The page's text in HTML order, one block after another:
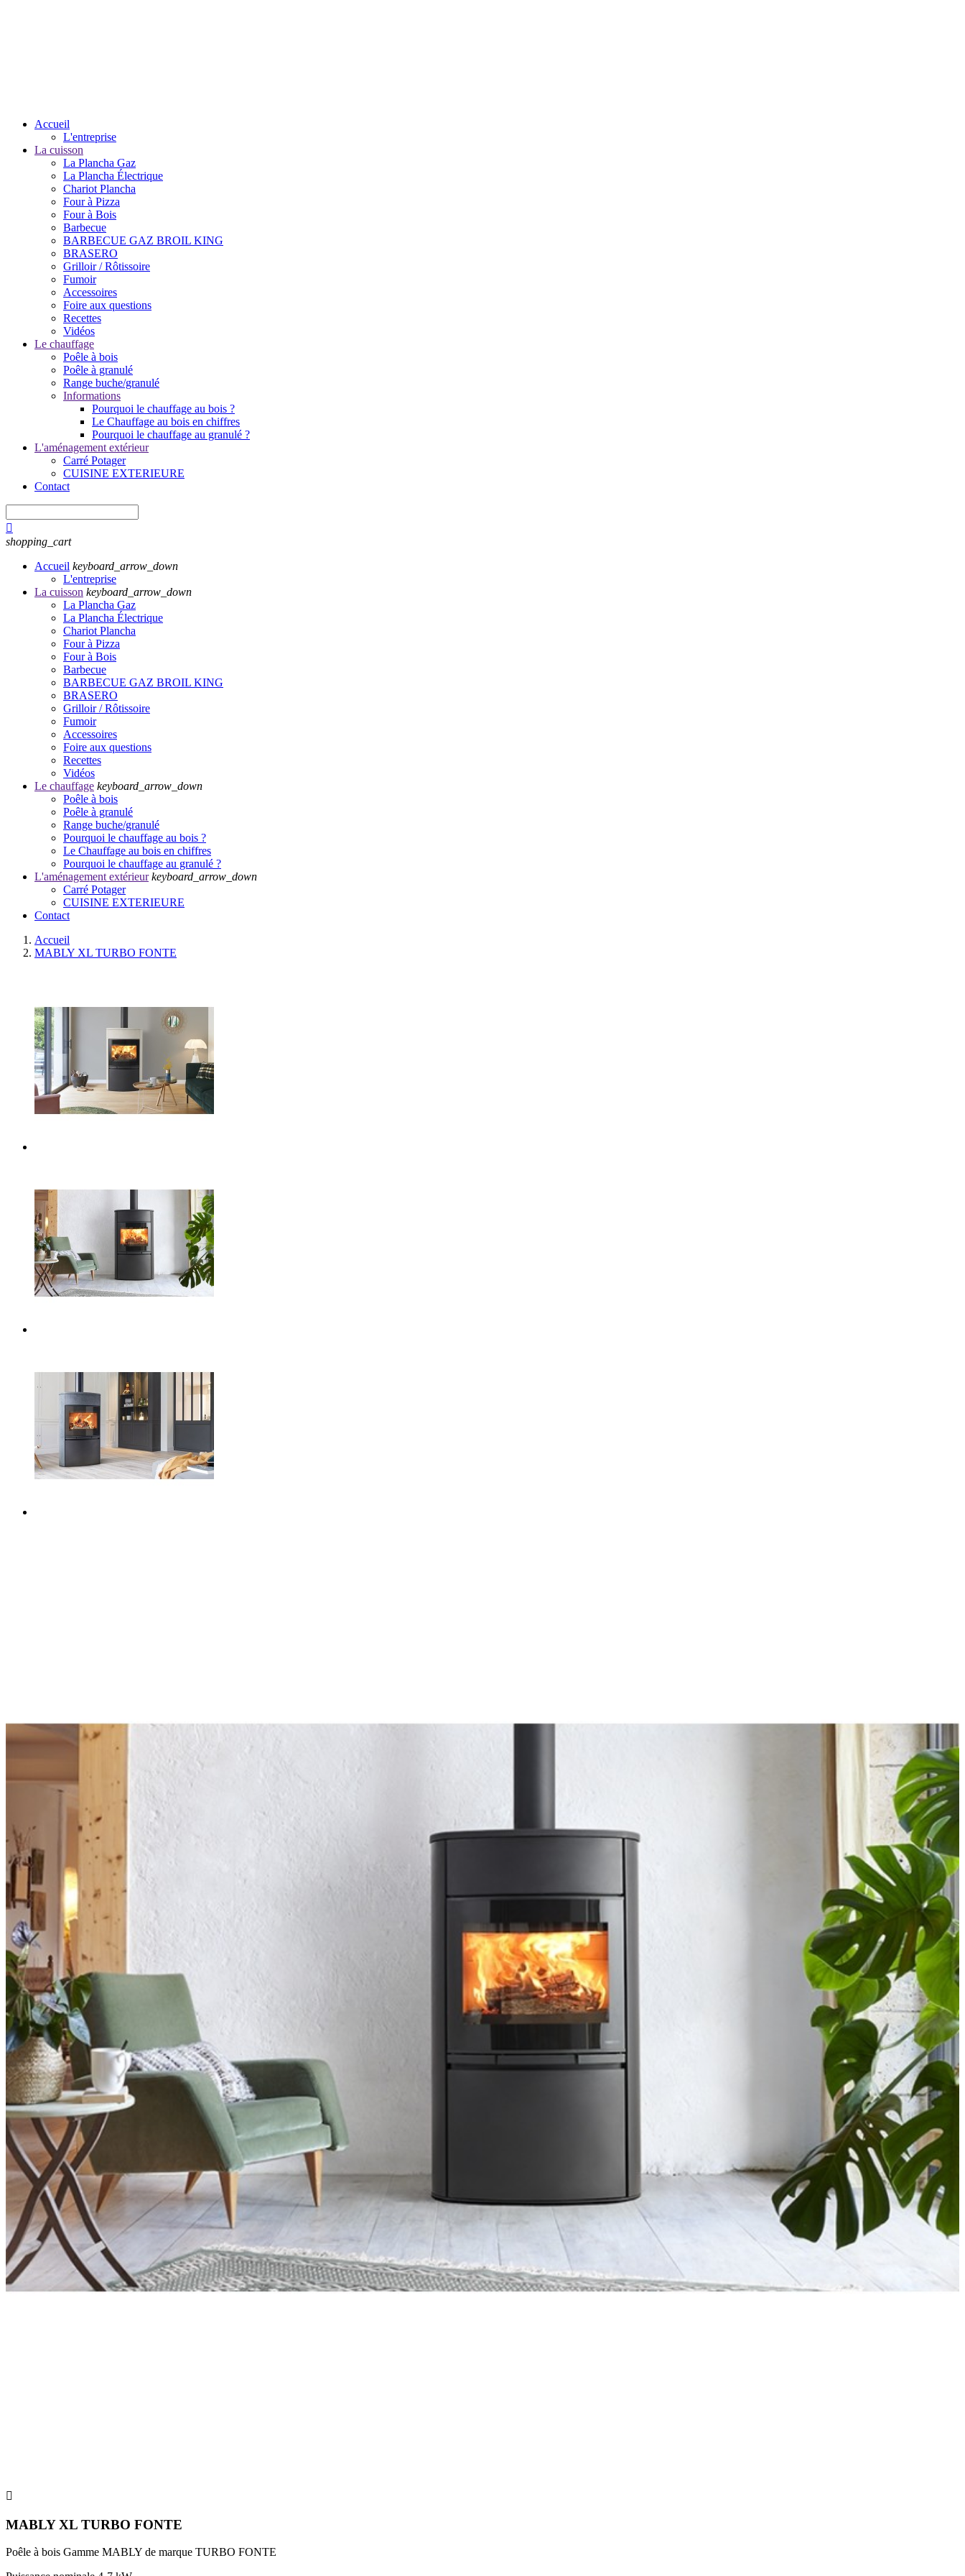
Accueil
L'entreprise
La cuisson
La Plancha Gaz
La Plancha Électrique
Chariot Plancha
Four à Pizza
Four à Bois
Barbecue
BARBECUE GAZ BROIL KING
BRASERO
Grilloir / Rôtissoire
Fumoir
Accessoires
Foire aux questions
Recettes
Vidéos
Le chauffage
Poêle à bois
Poêle à granulé
Range buche/granulé
Informations
Pourquoi le chauffage au bois ?
Le Chauffage au bois en chiffres
Pourquoi le chauffage au granulé ?
L'aménagement extérieur
Carré Potager
CUISINE EXTERIEURE
Contact

shopping_cart
Accueil keyboard_arrow_down
L'entreprise
La cuisson keyboard_arrow_down
La Plancha Gaz
La Plancha Électrique
Chariot Plancha
Four à Pizza
Four à Bois
Barbecue
BARBECUE GAZ BROIL KING
BRASERO
Grilloir / Rôtissoire
Fumoir
Accessoires
Foire aux questions
Recettes
Vidéos
Le chauffage keyboard_arrow_down
Poêle à bois
Poêle à granulé
Range buche/granulé
Pourquoi le chauffage au bois ?
Le Chauffage au bois en chiffres
Pourquoi le chauffage au granulé ?
L'aménagement extérieur keyboard_arrow_down
Carré Potager
CUISINE EXTERIEURE
Contact
Accueil
MABLY XL TURBO FONTE

MABLY XL TURBO FONTE
Poêle à bois Gamme MABLY de marque TURBO FONTE